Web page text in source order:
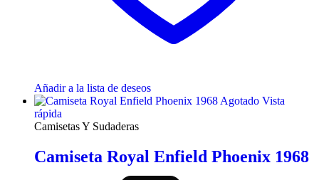
Añadir a la lista de deseos
Agotado Vista
rápida
Camisetas Y Sudaderas
Camiseta Royal Enfield Phoenix 1968